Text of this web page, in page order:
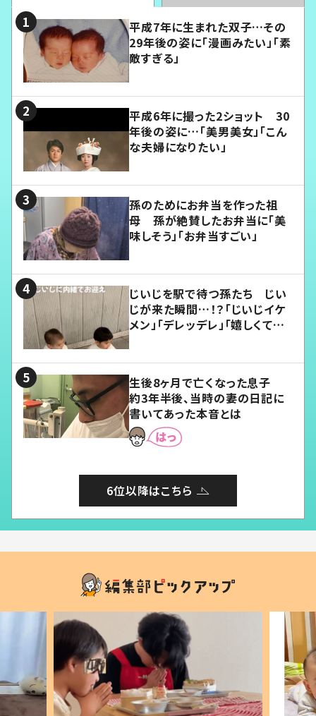
平成7年に生まれた双子…その
29年後の姿に「漫画みたい」「素
敵すぎる」
平成6年に撮った2ショット 30
年後の姿に…「美男美女」「こん
な夫婦になりたい」
孫のためにお弁当を作った祖
母 孫が絶賛したお弁当に「美
味しそう」「お弁当すごい」
じいじを駅で待つ孫たち じい
じが来た瞬間…！？「じいじイケ
メン」「デレッデレ」「嬉しくて可
生後8ヶ月で亡くなった息子
約3年半後、当時の妻の日記に
書いてあった本音とは
6位以降はこちら